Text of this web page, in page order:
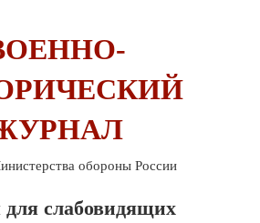
обороны России
для слабовидящих